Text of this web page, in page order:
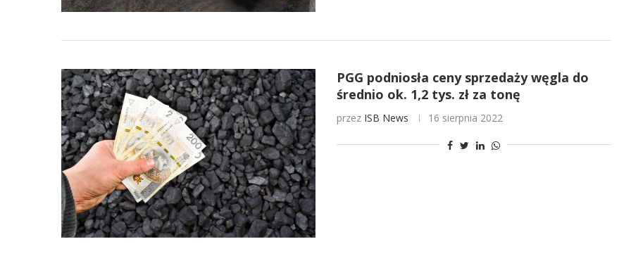
PGG podniosła ceny sprzedaży węgla do
średnio ok. 1,2 tys. zł za tonę
przez ISB News 16 sierpnia 2022